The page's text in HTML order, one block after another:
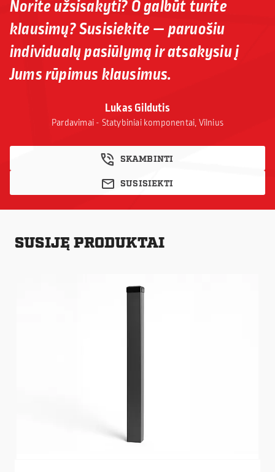
Lukas Gildutis
Pardavimai - Statybiniai komponentai, Vilnius
SKAMBINTI
SUSISIEKTI
Norite užsisakyti? O galbūt turite
klausimų? Susisiekite — paruošiu
individualų pasiūlymą ir atsakysiu į
Jums rūpimus klausimus.
SUSIJĘ PRODUKTAI